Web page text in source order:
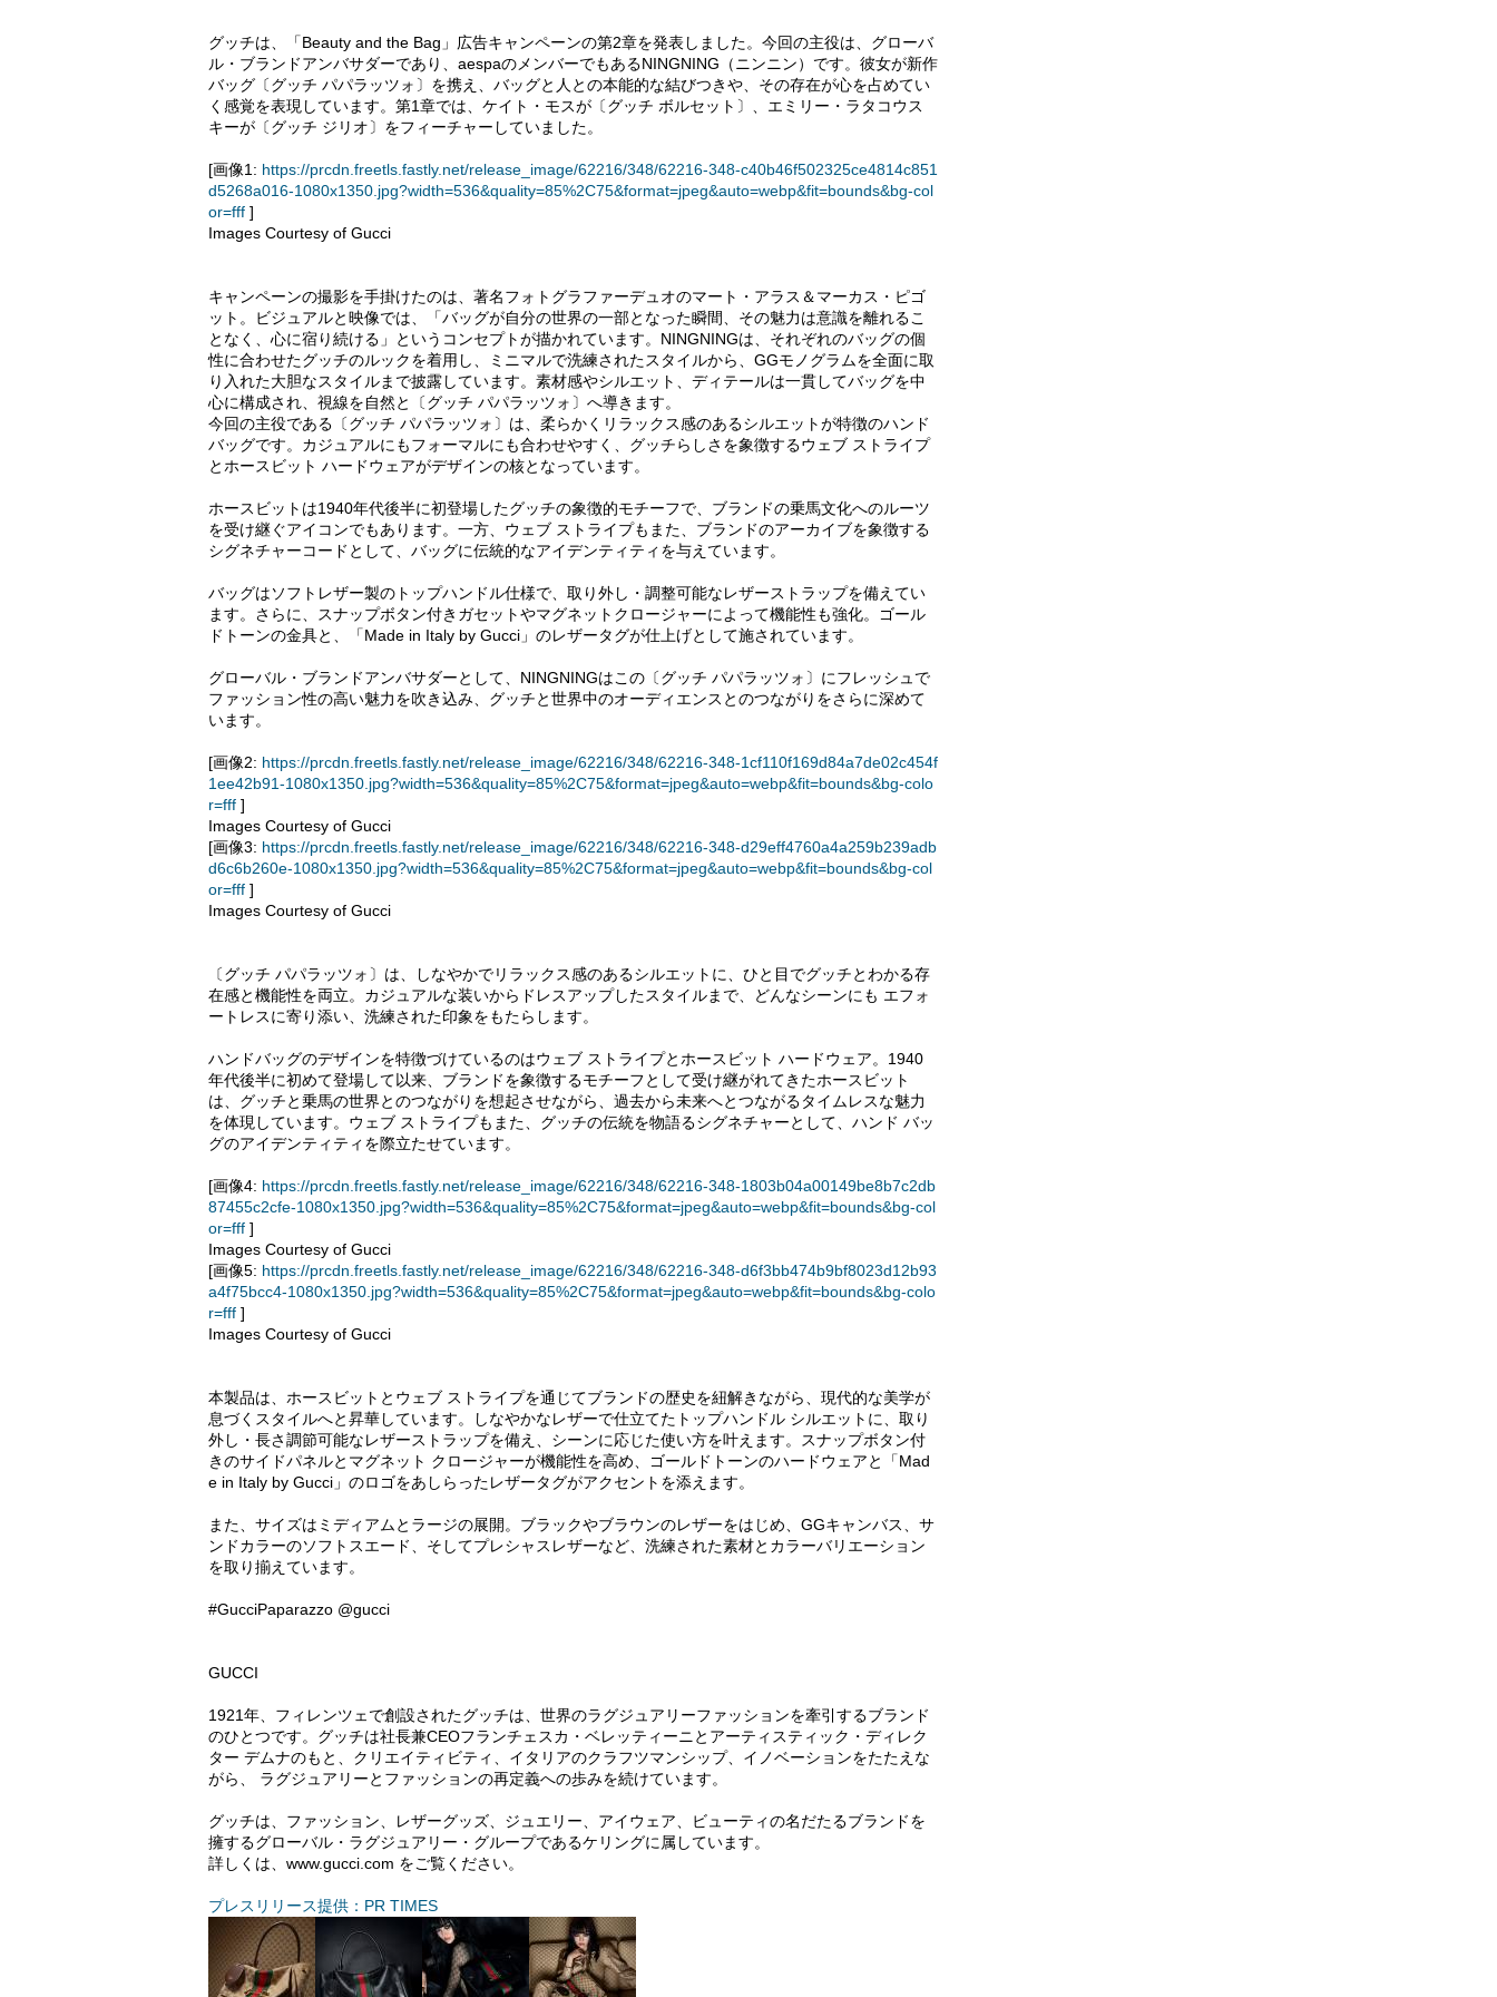
グッチは、「Beauty and the Bag」広告キャンペーンの第2章を発表しました。今回の主役は、グローバ
ル・ブランドアンバサダーであり、aespaのメンバーでもあるNINGNING（ニンニン）です。彼女が新作
バッグ〔グッチ パパラッツォ〕を携え、バッグと人との本能的な結びつきや、その存在が心を占めてい
く感覚を表現しています。第1章では、ケイト・モスが〔グッチ ボルセット〕、エミリー・ラタコウス
キーが〔グッチ ジリオ〕をフィーチャーしていました。
[画像1: https://prcdn.freetls.fastly.net/release_image/62216/348/62216-348-c40b46f502325ce4814c851
d5268a016-1080x1350.jpg?width=536&quality=85%2C75&format=jpeg&auto=webp&fit=bounds&bg-col
or=fff ]
Images Courtesy of Gucci
キャンペーンの撮影を手掛けたのは、著名フォトグラファーデュオのマート・アラス＆マーカス・ピゴ
ット。ビジュアルと映像では、「バッグが自分の世界の一部となった瞬間、その魅力は意識を離れるこ
となく、心に宿り続ける」というコンセプトが描かれています。NINGNINGは、それぞれのバッグの個
性に合わせたグッチのルックを着用し、ミニマルで洗練されたスタイルから、GGモノグラムを全面に取
り入れた大胆なスタイルまで披露しています。素材感やシルエット、ディテールは一貫してバッグを中
心に構成され、視線を自然と〔グッチ パパラッツォ〕へ導きます。
今回の主役である〔グッチ パパラッツォ〕は、柔らかくリラックス感のあるシルエットが特徴のハンド
バッグです。カジュアルにもフォーマルにも合わせやすく、グッチらしさを象徴するウェブ ストライプ
とホースビット ハードウェアがデザインの核となっています。
ホースビットは1940年代後半に初登場したグッチの象徴的モチーフで、ブランドの乗馬文化へのルーツ
を受け継ぐアイコンでもあります。一方、ウェブ ストライプもまた、ブランドのアーカイブを象徴する
シグネチャーコードとして、バッグに伝統的なアイデンティティを与えています。
バッグはソフトレザー製のトップハンドル仕様で、取り外し・調整可能なレザーストラップを備えてい
ます。さらに、スナップボタン付きガセットやマグネットクロージャーによって機能性も強化。ゴール
ドトーンの金具と、「Made in Italy by Gucci」のレザータグが仕上げとして施されています。
グローバル・ブランドアンバサダーとして、NINGNINGはこの〔グッチ パパラッツォ〕にフレッシュで
ファッション性の高い魅力を吹き込み、グッチと世界中のオーディエンスとのつながりをさらに深めて
います。
[画像2: https://prcdn.freetls.fastly.net/release_image/62216/348/62216-348-1cf110f169d84a7de02c454f
1ee42b91-1080x1350.jpg?width=536&quality=85%2C75&format=jpeg&auto=webp&fit=bounds&bg-colo
r=fff ]
Images Courtesy of Gucci
[画像3: https://prcdn.freetls.fastly.net/release_image/62216/348/62216-348-d29eff4760a4a259b239adb
d6c6b260e-1080x1350.jpg?width=536&quality=85%2C75&format=jpeg&auto=webp&fit=bounds&bg-col
or=fff ]
Images Courtesy of Gucci
〔グッチ パパラッツォ〕は、しなやかでリラックス感のあるシルエットに、ひと目でグッチとわかる存
在感と機能性を両立。カジュアルな装いからドレスアップしたスタイルまで、どんなシーンにも エフォ
ートレスに寄り添い、洗練された印象をもたらします。
ハンドバッグのデザインを特徴づけているのはウェブ ストライプとホースビット ハードウェア。1940
年代後半に初めて登場して以来、ブランドを象徴するモチーフとして受け継がれてきたホースビット
は、グッチと乗馬の世界とのつながりを想起させながら、過去から未来へとつながるタイムレスな魅力
を体現しています。ウェブ ストライプもまた、グッチの伝統を物語るシグネチャーとして、ハンド バッ
グのアイデンティティを際立たせています。
[画像4: https://prcdn.freetls.fastly.net/release_image/62216/348/62216-348-1803b04a00149be8b7c2db
87455c2cfe-1080x1350.jpg?width=536&quality=85%2C75&format=jpeg&auto=webp&fit=bounds&bg-col
or=fff ]
Images Courtesy of Gucci
[画像5: https://prcdn.freetls.fastly.net/release_image/62216/348/62216-348-d6f3bb474b9bf8023d12b93
a4f75bcc4-1080x1350.jpg?width=536&quality=85%2C75&format=jpeg&auto=webp&fit=bounds&bg-colo
r=fff ]
Images Courtesy of Gucci
本製品は、ホースビットとウェブ ストライプを通じてブランドの歴史を紐解きながら、現代的な美学が
息づくスタイルへと昇華しています。しなやかなレザーで仕立てたトップハンドル シルエットに、取り
外し・長さ調節可能なレザーストラップを備え、シーンに応じた使い方を叶えます。スナップボタン付
きのサイドパネルとマグネット クロージャーが機能性を高め、ゴールドトーンのハードウェアと「Mad
e in Italy by Gucci」のロゴをあしらったレザータグがアクセントを添えます。
また、サイズはミディアムとラージの展開。ブラックやブラウンのレザーをはじめ、GGキャンバス、サ
ンドカラーのソフトスエード、そしてプレシャスレザーなど、洗練された素材とカラーバリエーション
を取り揃えています。
#GucciPaparazzo @gucci
GUCCI
1921年、フィレンツェで創設されたグッチは、世界のラグジュアリーファッションを牽引するブランド
のひとつです。グッチは社長兼CEOフランチェスカ・ベレッティーニとアーティスティック・ディレク
ター デムナのもと、クリエイティビティ、イタリアのクラフツマンシップ、イノベーションをたたえな
がら、 ラグジュアリーとファッションの再定義への歩みを続けています。
グッチは、ファッション、レザーグッズ、ジュエリー、アイウェア、ビューティの名だたるブランドを
擁するグローバル・ラグジュアリー・グループであるケリングに属しています。
詳しくは、www.gucci.com をご覧ください。
プレスリリース提供：PR TIMES